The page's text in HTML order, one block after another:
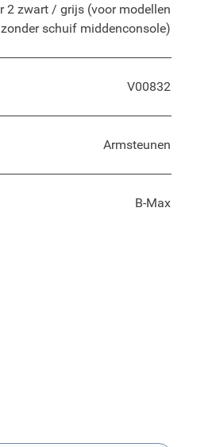
2 zwart / grijs (voor modellen
zonder schuif middenconsole)
V00832
Armsteunen
B-Max